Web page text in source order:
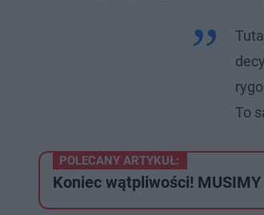
To
POLECANY ARTYKUŁ:
Koniec wątpliwości!